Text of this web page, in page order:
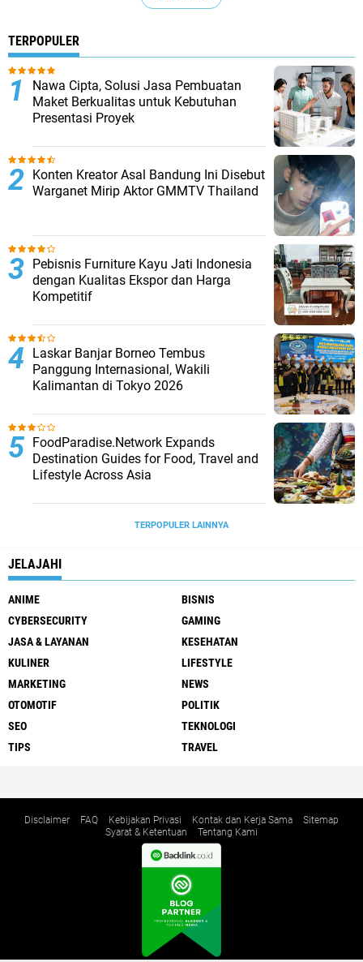
TERPOPULER
Nawa Cipta, Solusi Jasa Pembuatan
Maket Berkualitas untuk Kebutuhan
Presentasi Proyek
Konten Kreator Asal Bandung Ini Disebut
Warganet Mirip Aktor GMMTV Thailand
Pebisnis Furniture Kayu Jati Indonesia
dengan Kualitas Ekspor dan Harga
Kompetitif
Laskar Banjar Borneo Tembus
Panggung Internasional, Wakili
Kalimantan di Tokyo 2026
FoodParadise.Network Expands
Destination Guides for Food, Travel and
Lifestyle Across Asia
TERPOPULER LAINNYA
JELAJAHI
ANIME
BISNIS
CYBERSECURITY
GAMING
JASA & LAYANAN
KESEHATAN
KULINER
LIFESTYLE
MARKETING
NEWS
OTOMOTIF
POLITIK
SEO
TEKNOLOGI
TIPS
TRAVEL
Disclaimer FAQ Kebijakan Privasi Kontak dan Kerja Sama
Sitemap
Syarat & Ketentuan
Tentang Kami